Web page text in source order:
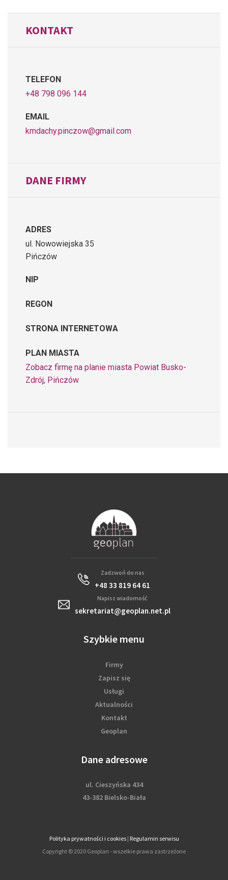
KONTAKT
TELEFON
+48 798 096 144
EMAIL
kmdachy.pinczow@gmail.com
DANE FIRMY
ADRES
ul. Nowowiejska 35
Pińczów
NIP
REGON
STRONA INTERNETOWA
PLAN MIASTA
Zobacz firmę na planie miasta Powiat Busko-
Zdrój, Pińczów
Zadzwoń do nas
+48 33 819 64 61
Napisz wiadomość
sekretariat@geoplan.net.pl
Szybkie menu
Firmy
Zapisz się
Usługi
Aktualności
Kontakt
Geoplan
Dane adresowe
ul. Cieszyńska 434
43-382 Bielsko-Biała
Polityka prywatności i cookies| Regulamin serwisu
Copyright © 2020 Geoplan - wszelkie prawa zastrzeżone